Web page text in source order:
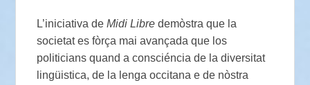
L’iniciativa deMidi Libre demòstra que la
societat es fòrça mai avançada que los
politicians quand a consciéncia de la diversitat
lingüistica, de la lenga occitana e de nòstra